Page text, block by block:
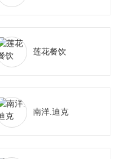
莲花餐饮
南洋.迪克